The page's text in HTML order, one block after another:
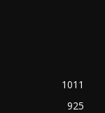
1011
925